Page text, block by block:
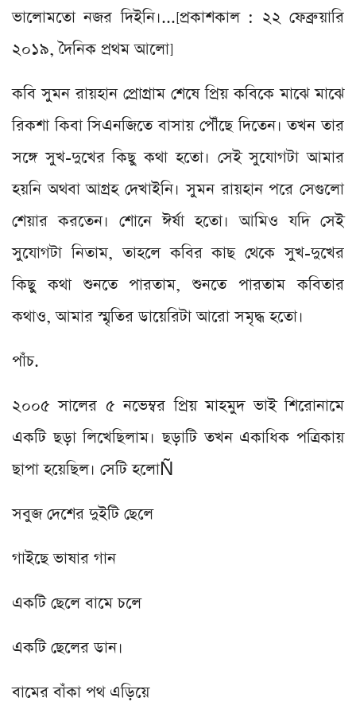
ভালোমতো নজর দিইনি।...[প্রকাশকাল : ২২ ফেব্রুয়ারি
২০১৯, দৈনিক প্রথম আলো]
কবি সুমন রায়হান প্রোগ্রাম শেষে প্রিয় কবিকে মাঝে মাঝে
রিকশা কিবা সিএনজিতে বাসায় পৌঁছে দিতেন। তখন তার
সঙ্গে সুখ-দুখের কিছু কথা হতো। সেই সুযোগটা আমার
হয়নি অথবা আগ্রহ দেখাইনি। সুমন রায়হান পরে সেগুলো
শেয়ার করতেন। শোনে ঈর্ষা হতো। আমিও যদি সেই
সুযোগটা নিতাম, তাহলে কবির কাছ থেকে সুখ-দুখের
কিছু কথা শুনতে পারতাম, শুনতে পারতাম কবিতার
কথাও, আমার স্মৃতির ডায়েরিটা আরো সমৃদ্ধ হতো।
পাঁচ.
২০০৫ সালের ৫ নভেম্বর প্রিয় মাহমুদ ভাই শিরোনামে
একটি ছড়া লিখেছিলাম। ছড়াটি তখন একাধিক পত্রিকায়
ছাপা হয়েছিল। সেটি হলোÑ
সবুজ দেশের দুইটি ছেলে
গাইছে ভাষার গান
একটি ছেলে বামে চলে
একটি ছেলের ডান।
বামের বাঁকা পথ এড়িয়ে